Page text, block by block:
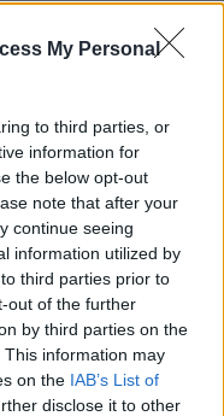
My Personal
to third parties, or
information for
the below opt-out
note that after your
continue seeing
information utilized by
third parties prior to
out of the further
by third parties on the
This information may
on the IAB’s List of
disclose it to other
επαγγελματίες
βιομηχανίας
και
ζήτημα των
χρονοβόρες